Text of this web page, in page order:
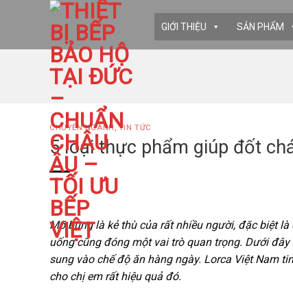
GIỚI THIỆU SẢN PHẨM
CHUYÊN NGÀNH ,TIN TỨC
5 loại thực phẩm giúp đốt
Mỡ bụng là kẻ thù của rất nhiều người, đặc biệt
uống cũng đóng một vai trò quan trọng. Dưới đây
sung vào chế độ ăn hàng ngày. Lorca Việt Nam
cho chị em rất hiệu quả đó.